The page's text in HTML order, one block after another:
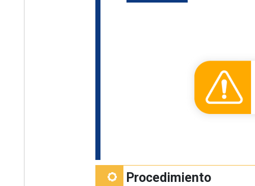
Procedimiento